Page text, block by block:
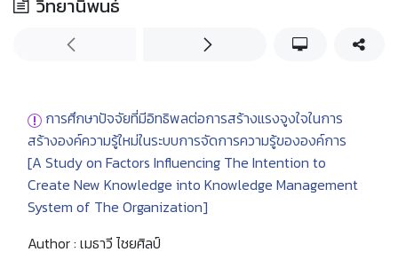
วิทยานิพนธ์
การศึกษาปัจจัยที่มีอิทธิพลต่อการสร้างแรงจูงใจในการ
สร้างองค์ความรู้ใหม่ในระบบการจัดการความรู้ขององค์การ
[A Study on Factors Influencing The Intention to
Create New Knowledge into Knowledge Management
System of The Organization]
Author : เมธาวี ไชยศิลป์